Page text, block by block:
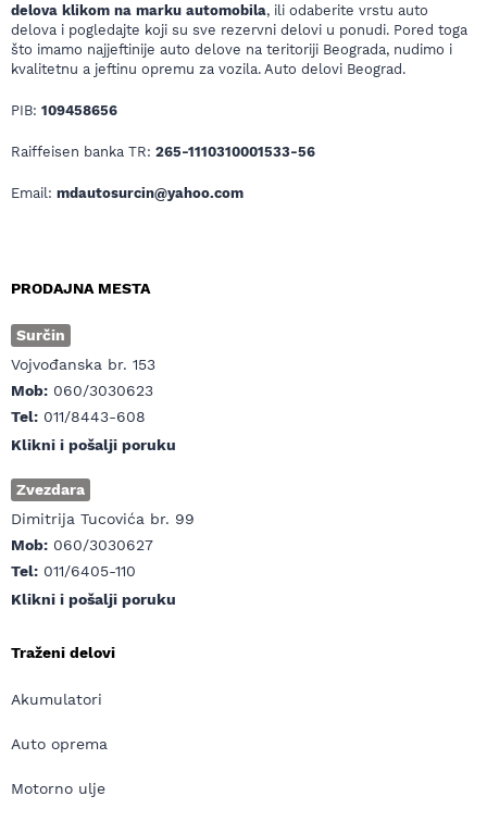
delova klikom na marku automobila, ili odaberite vrstu auto
delova i pogledajte koji su sve rezervni delovi u ponudi. Pored toga
što imamo najjeftinije auto delove na teritoriji Beograda, nudimo i
kvalitetnu a jeftinu opremu za vozila. Auto delovi Beograd.
PIB: 109458656
Raiffeisen banka TR: 265-1110310001533-56
Email: mdautosurcin@yahoo.com
PRODAJNA MESTA
Surčin
Vojvođanska br. 153
Mob: 060/3030623
Tel: 011/8443-608
Klikni i pošalji poruku
Zvezdara
Dimitrija Tucovića br. 99
Mob: 060/3030627
Tel: 011/6405-110
Klikni i pošalji poruku
Traženi delovi
Akumulatori
Auto oprema
Motorno ulje